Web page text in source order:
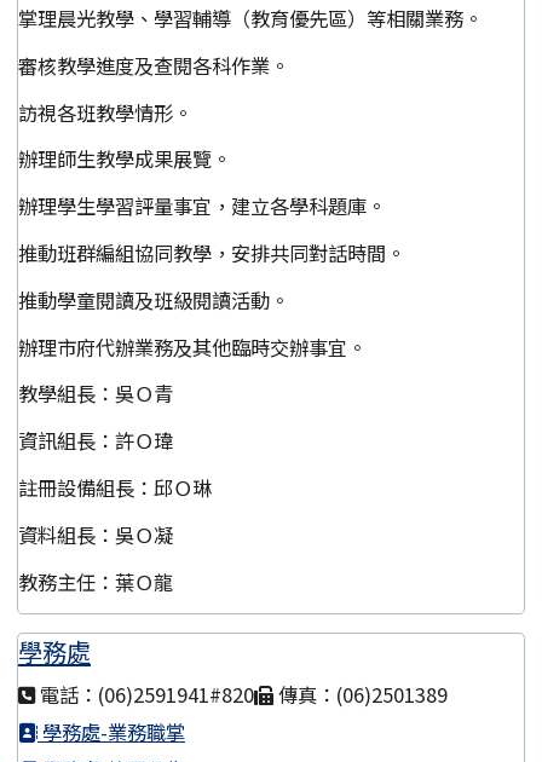
掌理晨光教學、學習輔導（教育優先區）等相關業務。
審核教學進度及查閱各科作業。
訪視各班教學情形。
辦理師生教學成果展覽。
辦理學生學習評量事宜，建立各學科題庫。
推動班群編組協同教學，安排共同對話時間。
推動學童閱讀及班級閱讀活動。
辦理市府代辦業務及其他臨時交辦事宜。
教學組長：吳Ｏ青
資訊組長：許Ｏ瑋
註冊設備組長：邱Ｏ琳
資料組長：吳Ｏ凝
教務主任：葉Ｏ龍
學務處
電話：(06)2591941#820
傳真：(06)2501389
學務處-業務職掌